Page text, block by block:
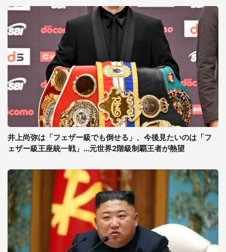
井上尚弥は「フェザー級でも倒せる」、今後見たいのは「フ
ェザー級王座統一戦」...元世界2階級制覇王者が熱望